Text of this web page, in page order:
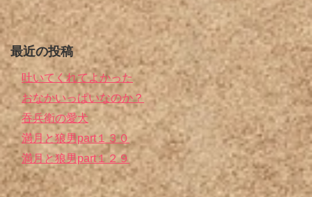
最近の投稿
吐いてくれてよかった
おなかいっぱいなのか？
吞兵衛の愛犬
満月と狼男part１３０
満月と狼男part１２９